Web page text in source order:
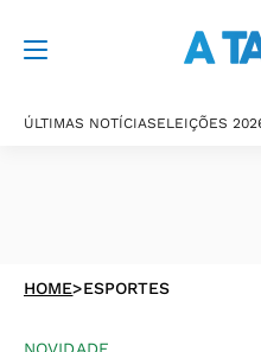
ÚLTIMAS NOTÍCIASELEIÇÕES
HOME>ESPORTES